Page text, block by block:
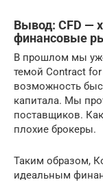
Вывод: CFD —
финансовые
В прошлом мы
темой Contract
возможность
капитала. Мы
поставщиков.
плохие брокеры.
Таким образом,
идеальным